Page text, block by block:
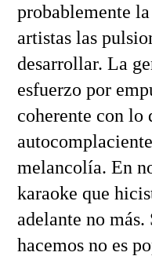
probablemente
artistas las
desarrollar. La
esfuerzo por
coherente con lo
melancolía. En
karaoke que
adelante no más.
hacemos no es